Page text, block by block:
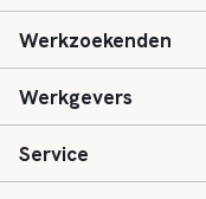
Basisonderwijs
Speciaal (basis)
Voortgezet onderwijs
Werkzoekenden
Aanmelden
Vacatures
Werkgevers
Inloggen
Service